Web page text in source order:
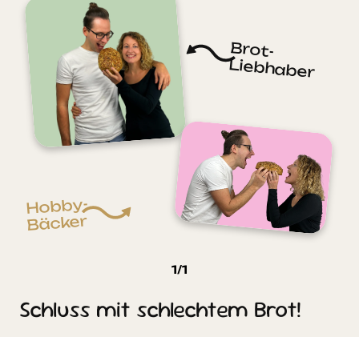
Hobby-
Bäcker
Brot-
Liebhaber
Schluss mit schlechtem Brot!
1/1